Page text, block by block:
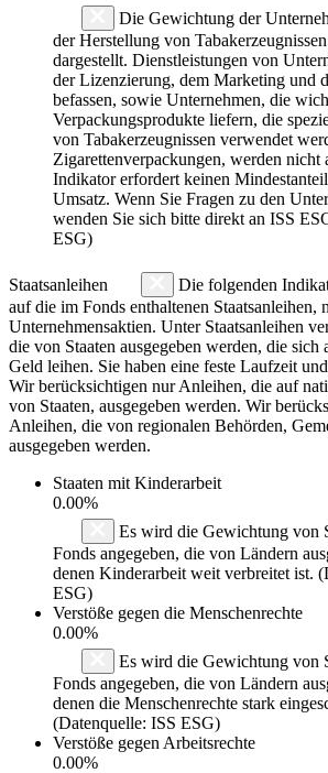
Die Gewichtung der
der Herstellung von
dargestellt. Dienstleistungen von
der Lizenzierung, dem Marketing und
befassen, sowie Unternehmen, die
Verpackungsprodukte liefern, die
von Tabakerzeugnissen verwendet
Zigarettenverpackungen, werden nicht
Indikator erfordert keinen
Umsatz. Wenn Sie Fragen zu den
wenden Sie sich bitte direkt an ISS
ESG)
Staatsanleihen
Die folgenden
auf die im Fonds enthaltenen Staatsanleihen,
Unternehmensaktien. Unter Staatsanleihen
die von Staaten ausgegeben werden, die
Geld leihen. Sie haben eine feste Laufzeit
Wir berücksichtigen nur Anleihen, die auf
von Staaten, ausgegeben werden. Wir
Anleihen, die von regionalen Behörden,
ausgegeben werden.
Staaten mit Kinderarbeit
0.00%
Es wird die Gewichtung von
Fonds angegeben, die von Ländern
denen Kinderarbeit weit verbreitet ist.
ESG)
Verstöße gegen die Menschenrechte
0.00%
Es wird die Gewichtung von
Fonds angegeben, die von Ländern
denen die Menschenrechte stark
(Datenquelle: ISS ESG)
Verstöße gegen Arbeitsrechte
0.00%